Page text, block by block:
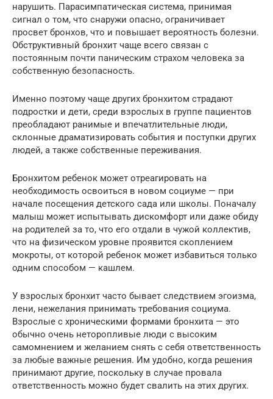
нарушить. Парасимпатическая система, принимая
сигнал о том, что снаружи опасно, ограничивает
просвет бронхов, что и повышает вероятность болезни.
Обструктивный бронхит чаще всего связан с
постоянным почти паническим страхом человека за
собственную безопасность.
Именно поэтому чаще других бронхитом страдают
подростки и дети, среди взрослых в группе пациентов
преобладают ранимые и впечатлительные люди,
склонные драматизировать события и поступки других
людей, а также собственные переживания.
Бронхитом ребенок может отреагировать на
необходимость освоиться в новом социуме — при
начале посещения детского сада или школы. Поначалу
малыш может испытывать дискомфорт или даже обиду
на родителей за то, что его отдали в чужой коллектив,
что на физическом уровне проявится скоплением
мокроты, от которой ребенок может избавиться только
одним способом — кашлем.
У взрослых бронхит часто бывает следствием эгоизма,
лени, нежелания принимать требования социума.
Взрослые с хроническими формами бронхита — это
обычно очень неторопливые люди с высоким
самомнением и желанием снять с себя ответственность
за любые важные решения. Им удобно, когда решения
принимают другие, поскольку в случае провала
ответственность можно будет свалить на этих других.